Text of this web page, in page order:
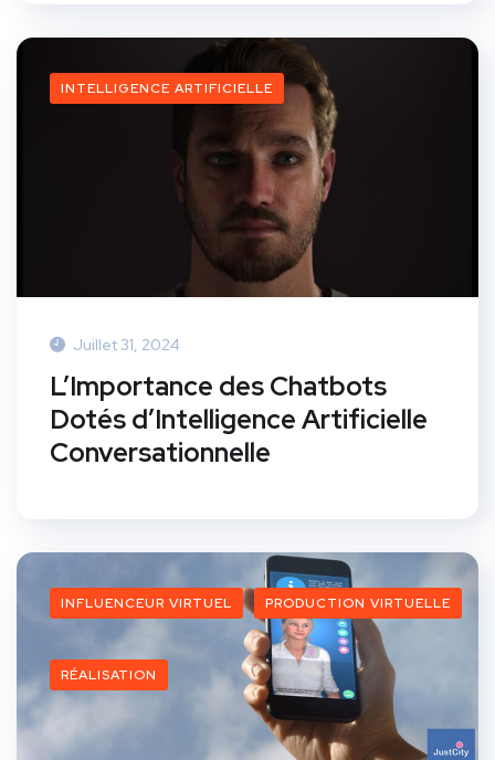
INTELLIGENCE ARTIFICIELLE
Juillet 31, 2024
L’Importance des Chatbots
Dotés d’Intelligence Artificielle
Conversationnelle
INFLUENCEUR VIRTUEL PRODUCTION VIRTUELLE
RÉALISATION